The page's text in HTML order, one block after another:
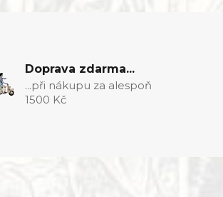
Doprava zdarma...
...při nákupu za alespoň
1500 Kč